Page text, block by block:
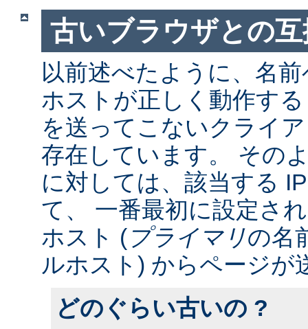
古いブラウザとの
以前述べたように、名
ホストが正しく動作す
を送ってこないクライ
存在しています。 その
に対しては、該当する
て、 一番最初に設定さ
ホスト ( プライマリの名
ルホスト) からページが
どのぐらい古いの ?